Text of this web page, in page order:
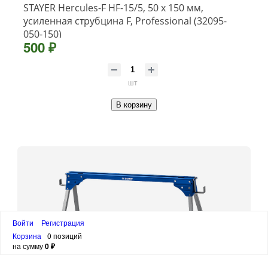
STAYER Hercules-F HF-15/5, 50 х 150 мм,
усиленная струбцина F, Professional (32095-
050-150)
500 ₽
шт
В корзину
Войти
Регистрация
Корзина
0 позиций
на сумму0 ₽